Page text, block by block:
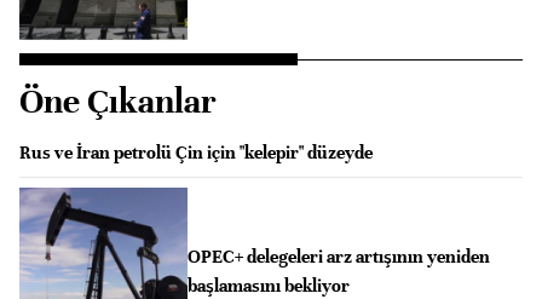
Öne Çıkanlar
Rus ve İran petrolü Çin için "kelepir" düzeyde
OPEC+ delegeleri arz artışının yeniden
başlamasını bekliyor